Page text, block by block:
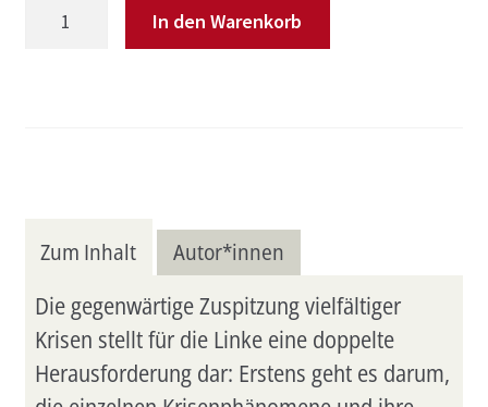
Strategie
Menge
In den Warenkorb
Zum Inhalt Autor*innen
Die gegenwärtige Zuspitzung vielfältiger
Krisen stellt für die Linke eine doppelte
Herausforderung dar: Erstens geht es darum,